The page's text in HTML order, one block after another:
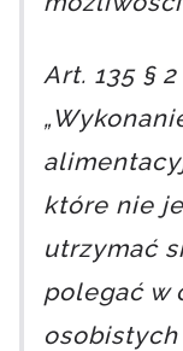
Art. 135 § 2
które nie
utrzymać
polegać w